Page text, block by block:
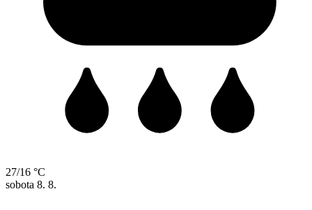
27/16 °C
sobota 8. 8.